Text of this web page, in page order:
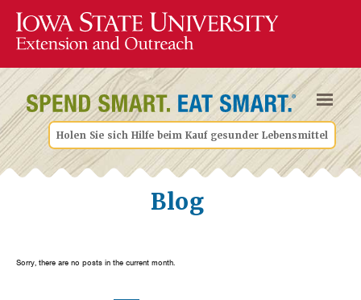
Holen Sie sich Hilfe beim Kauf gesunder Lebensmittel
Blog
Sorry, there are no posts in the current month.